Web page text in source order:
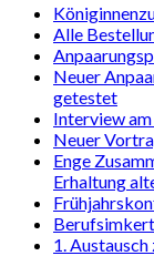
Alle
Neuer
getestet
Interview
Neuer
Enge
Erhaltung
1.